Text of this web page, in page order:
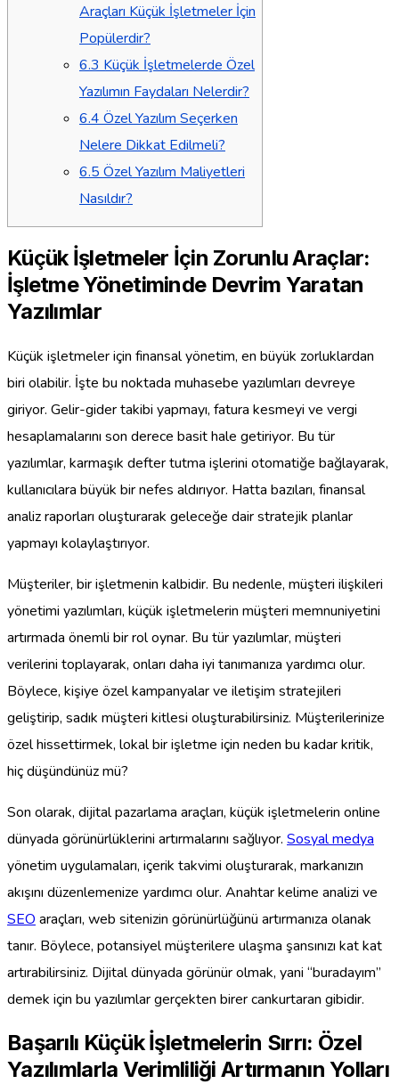
Araçları Küçük İşletmeler İçin
Popülerdir?
6.3 Küçük İşletmelerde Özel
Yazılımın Faydaları Nelerdir?
6.4 Özel Yazılım Seçerken
Nelere Dikkat Edilmeli?
6.5 Özel Yazılım Maliyetleri
Nasıldır?
Küçük İşletmeler İçin Zorunlu Araçlar:
İşletme Yönetiminde Devrim Yaratan
Yazılımlar
Küçük işletmeler için finansal yönetim, en büyük zorluklardan
biri olabilir. İşte bu noktada muhasebe yazılımları devreye
giriyor. Gelir-gider takibi yapmayı, fatura kesmeyi ve vergi
hesaplamalarını son derece basit hale getiriyor. Bu tür
yazılımlar, karmaşık defter tutma işlerini otomatiğe bağlayarak,
kullanıcılara büyük bir nefes aldırıyor. Hatta bazıları, finansal
analiz raporları oluşturarak geleceğe dair stratejik planlar
yapmayı kolaylaştırıyor.
Müşteriler, bir işletmenin kalbidir. Bu nedenle, müşteri ilişkileri
yönetimi yazılımları, küçük işletmelerin müşteri memnuniyetini
artırmada önemli bir rol oynar. Bu tür yazılımlar, müşteri
verilerini toplayarak, onları daha iyi tanımanıza yardımcı olur.
Böylece, kişiye özel kampanyalar ve iletişim stratejileri
geliştirip, sadık müşteri kitlesi oluşturabilirsiniz. Müşterilerinize
özel hissettirmek, lokal bir işletme için neden bu kadar kritik,
hiç düşündünüz mü?
Son olarak, dijital pazarlama araçları, küçük işletmelerin online
dünyada görünürlüklerini artırmalarını sağlıyor. Sosyal medya
yönetim uygulamaları, içerik takvimi oluşturarak, markanızın
akışını düzenlemenize yardımcı olur. Anahtar kelime analizi ve
SEO araçları, web sitenizin görünürlüğünü artırmanıza olanak
tanır. Böylece, potansiyel müşterilere ulaşma şansınızı kat kat
artırabilirsiniz. Dijital dünyada görünür olmak, yani “buradayım”
demek için bu yazılımlar gerçekten birer cankurtaran gibidir.
Başarılı Küçük İşletmelerin Sırrı: Özel
Yazılımlarla Verimliliği Artırmanın Yolları